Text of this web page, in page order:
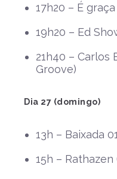
17h20 – É
19h20 – Ed
21h40 – Carlos
Groove)
Dia 27 (domingo)
13h – Baixada
15h – Rathazen